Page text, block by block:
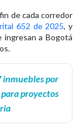
de cada corredor
652 de 2025, y
a Bogotá
inmuebles por
proyectos